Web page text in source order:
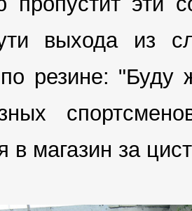
выхода из
резине: "Буду
в магазин за